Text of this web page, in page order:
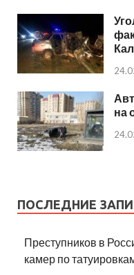
на
ПОСЛЕДНИЕ
Преступников в
камер по